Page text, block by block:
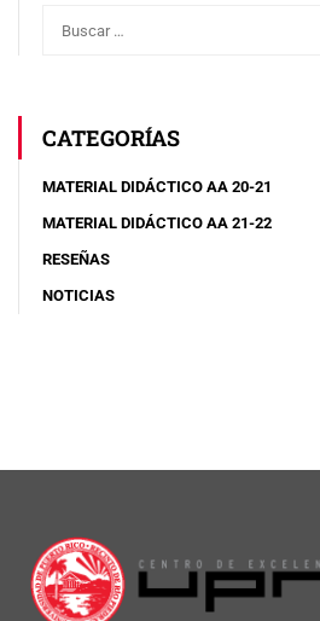
CATEGORÍAS
MATERIAL DIDÁCTICO AA 20-21
MATERIAL DIDÁCTICO AA 21-22
RESEÑAS
NOTICIAS